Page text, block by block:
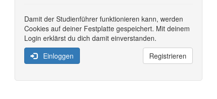
Damit der Studienführer funktionieren kann, werden
Cookies auf deiner Festplatte gespeichert. Mit deinem
Login erklärst du dich damit einverstanden.
Einloggen
Registrieren